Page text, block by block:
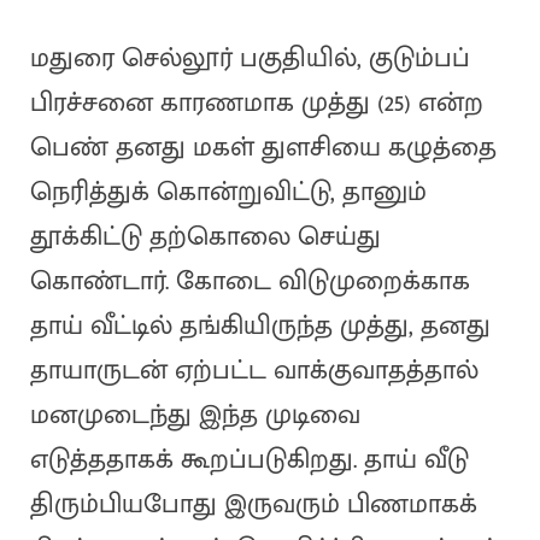
மதுரை செல்லூர் பகுதியில், குடும்பப்
பிரச்சனை காரணமாக முத்து (25) என்ற
பெண் தனது மகள் துளசியை கழுத்தை
நெரித்துக் கொன்றுவிட்டு, தானும்
தூக்கிட்டு தற்கொலை செய்து
கொண்டார். கோடை விடுமுறைக்காக
தாய் வீட்டில் தங்கியிருந்த முத்து, தனது
தாயாருடன் ஏற்பட்ட வாக்குவாதத்தால்
மனமுடைந்து இந்த முடிவை
எடுத்ததாகக் கூறப்படுகிறது. தாய் வீடு
திரும்பியபோது இருவரும் பிணமாகக்